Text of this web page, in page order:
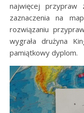
najwięcej przypraw
zaznaczenia na
rozwiązaniu
wygrała drużyna
pamiątkowy dyplom.